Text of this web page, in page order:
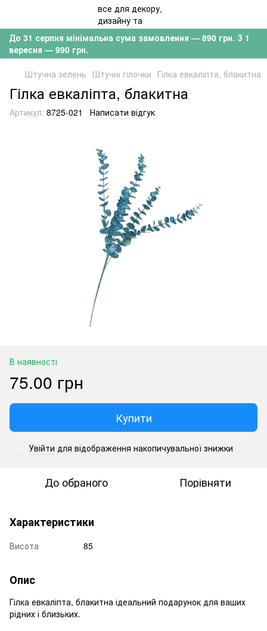
До 31 серпня мінімальна сума замовлення — 890 грн. З 1
вересня — 990 грн.
Штучна зелень Штучні гілочки Гілка евкаліпта, блакитна
Гілка евкаліпта, блакитна
Артикул: 8725-021 Написати відгук
В наявності
75.00 грн
Купити
Увійти для відображення накопичувальної знижки
До обраного Порівняти
Характеристики
Висота 85
Опис
Гілка евкаліпта, блакитна ідеальний подарунок для ваших
рідних і близьких.